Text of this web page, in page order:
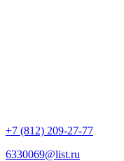
+7 (812) 209-27-77
6330069@list.ru